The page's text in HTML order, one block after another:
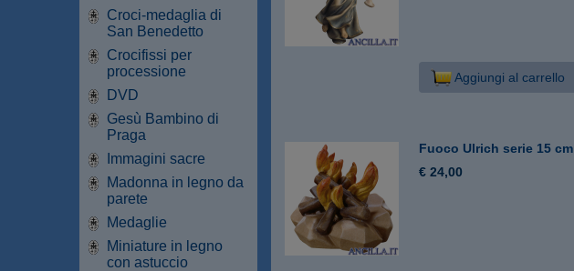
Croci-medaglia di
San Benedetto
Crocifissi per
processione
DVD
Gesù Bambino di
Praga
Immagini sacre
Madonna in legno da
parete
Medaglie
Miniature in legno
con astuccio
Aggiungi al carrello
Fuoco Ulrich serie 15 cm
€ 24,00